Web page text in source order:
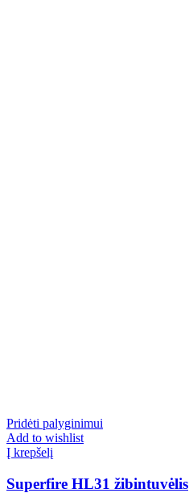
Pridėti palyginimui
Add to wishlist
Į krepšelį
Superfire HL31 žibintuvėlis